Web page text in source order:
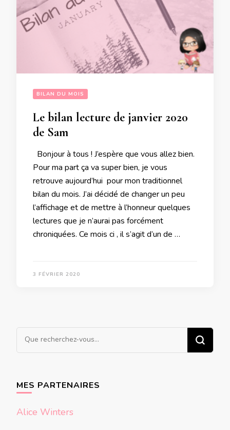
BILAN DU MOIS
Le bilan lecture de janvier 2020
de Sam
Bonjour à tous ! J’espère que vous allez bien.
Pour ma part ça va super bien, je vous
retrouve aujourd’hui pour mon traditionnel
bilan du mois. J’ai décidé de changer un peu
l’affichage et de mettre à l’honneur quelques
lectures que je n’aurai pas forcément
chroniquées. Ce mois ci , il s’agit d’un de …
3 FÉVRIER 2020
Vous
recherchiez
MES PARTENAIRES
Alice Winters